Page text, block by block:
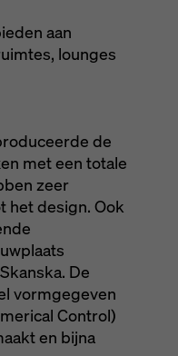
aan
lounges
de
met een totale
zeer
het design. Ook
De
vormgegeven
Control)
en bijna